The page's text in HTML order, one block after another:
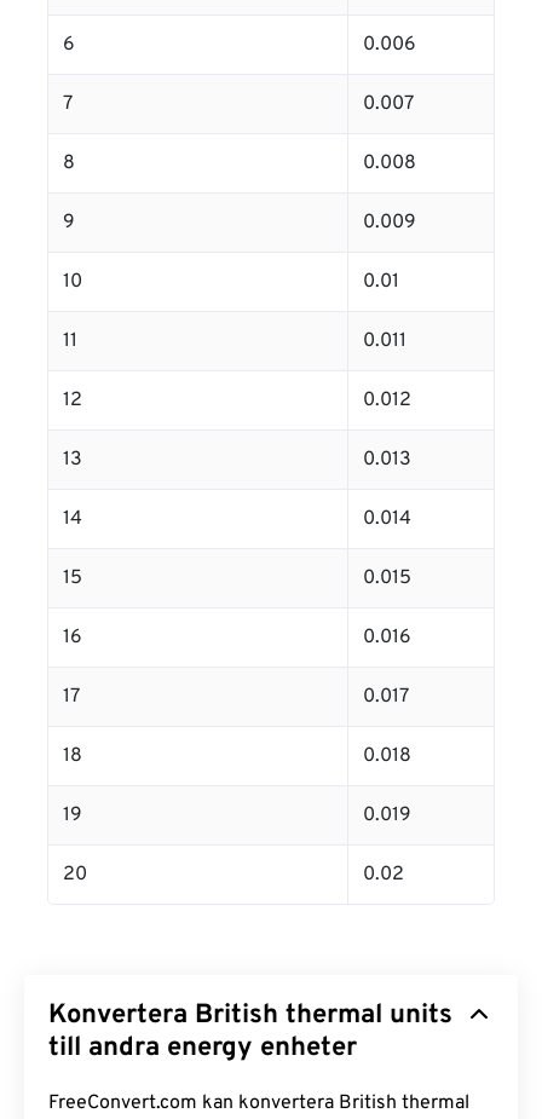
6 0.006
7 0.007
8 0.008
9 0.009
10 0.01
11 0.011
12 0.012
13 0.013
14 0.014
15 0.015
16 0.016
17 0.017
18 0.018
19 0.019
20 0.02
Konvertera British thermal units
till andra energy enheter
FreeConvert.com kan konvertera British thermal